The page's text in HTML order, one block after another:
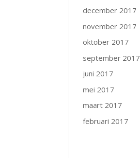
december 2017
november 2017
oktober 2017
september 2017
juni 2017
mei 2017
maart 2017
februari 2017